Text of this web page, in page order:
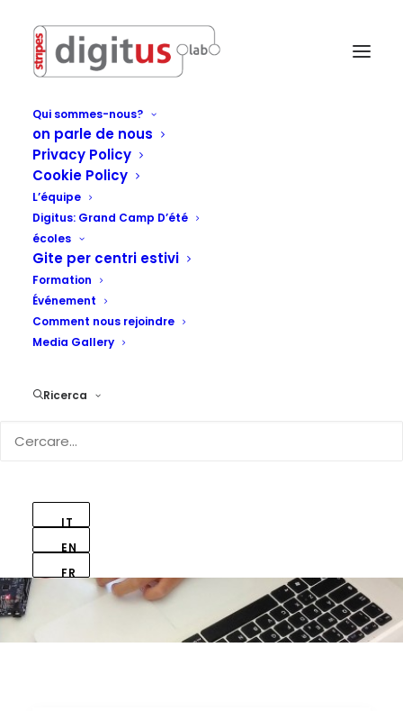
Qui sommes-nous?
on parle de nous
Privacy Policy
Cookie Policy
L’équipe
Digitus: Grand Camp D’été
écoles
Gite per centri estivi
Formation
Événement
Comment nous rejoindre
Media Gallery
Ricerca
IT
EN
FR